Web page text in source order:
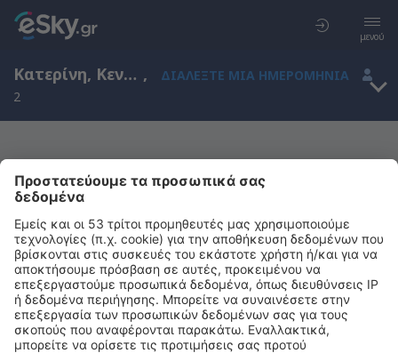
μενού
Κατερίνη, Κεντρική Μακεδονία, Ελλάδα ,
ΔΙΑΛΈΞΤΕ ΜΙΑ ΗΜΕΡΟΜΗΝΊΑ
2
Μας συγχωρείτε, δεν υπάρχουν
αποτελέσματα για την αναζήτησή σας
Προσπαθήστε να κάνετε αναζήτηση με διαφορετικά κριτήρια